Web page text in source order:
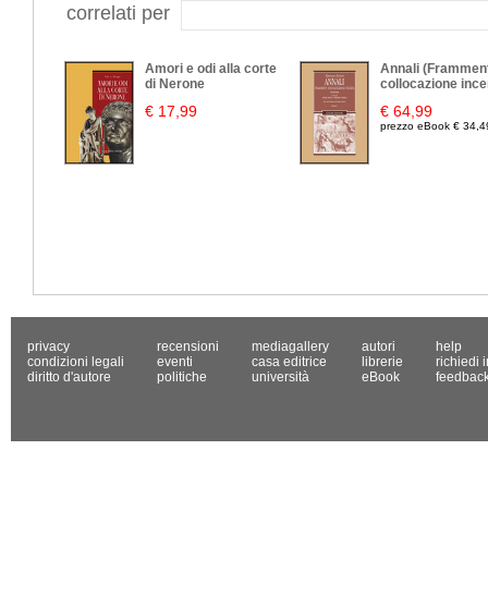
correlati per
Amori e odi alla corte
di Nerone
€ 17,99
Annali
collocazione
€ 64,99
prezzo eBook €
privacy
condizioni legali
diritto d'autore
recensioni
eventi
politiche
mediagallery
casa editrice
università
autori
librerie
eBook
help
richiedi